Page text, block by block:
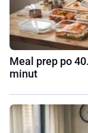
Meal prep po
minut